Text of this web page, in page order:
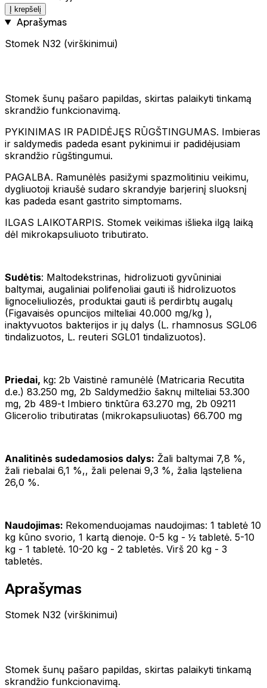
Į krepšelį
Aprašymas
Stomek N32 (virškinimui)
Stomek šunų pašaro papildas, skirtas palaikyti tinkamą
skrandžio funkcionavimą.
PYKINIMAS IR PADIDĖJĘS RŪGŠTINGUMAS. Imbieras
ir saldymedis padeda esant pykinimui ir padidėjusiam
skrandžio rūgštingumui.
PAGALBA. Ramunėlės pasižymi spazmolitiniu veikimu,
dygliuotoji kriaušė sudaro skrandyje barjerinį sluoksnį
kas padeda esant gastrito simptomams.
ILGAS LAIKOTARPIS. Stomek veikimas išlieka ilgą laiką
dėl mikrokapsuliuoto tributirato.
Sudėtis: Maltodekstrinas, hidrolizuoti gyvūniniai
baltymai, augaliniai polifenoliai gauti iš hidrolizuotos
lignoceliuliozės, produktai gauti iš perdirbtų augalų
(Figavaisės opuncijos milteliai 40.000 mg/kg ),
inaktyvuotos bakterijos ir jų dalys (L. rhamnosus SGL06
tindalizuotos, L. reuteri SGL01 tindalizuotos).
Priedai, kg: 2b Vaistinė ramunėlė (Matricaria Recutita
d.e.) 83.250 mg, 2b Saldymedžio šaknų milteliai 53.300
mg, 2b 489-t Imbiero tinktūra 63.270 mg, 2b 09211
Glicerolio tributiratas (mikrokapsuliuotas) 66.700 mg
Analitinės sudedamosios dalys: Žali baltymai 7,8 %,
žali riebalai 6,1 %,, žali pelenai 9,3 %, žalia ląsteliena
26,0 %.
Naudojimas: Rekomenduojamas naudojimas: 1 tabletė 10
kg kūno svorio, 1 kartą dienoje. 0-5 kg - ½ tabletė. 5-10
kg - 1 tabletė. 10-20 kg - 2 tabletės. Virš 20 kg - 3
tabletės.
Aprašymas
Stomek N32 (virškinimui)
Stomek šunų pašaro papildas, skirtas palaikyti tinkamą
skrandžio funkcionavimą.